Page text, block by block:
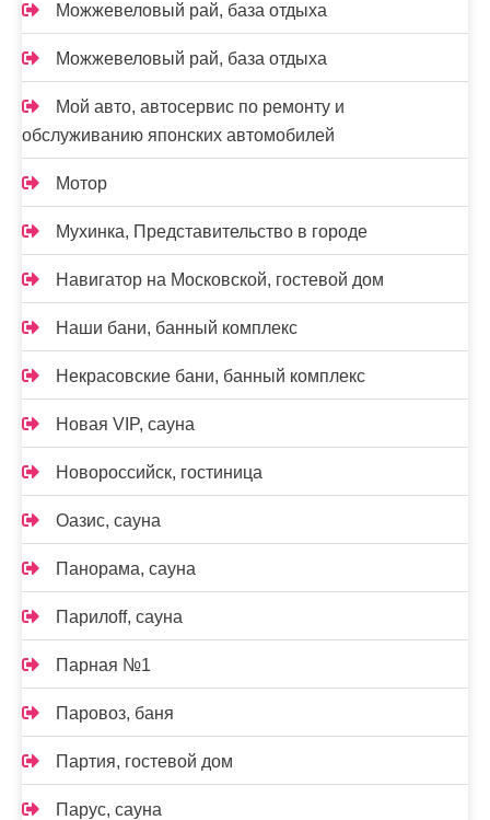
Можжевеловый рай, база отдыха
Можжевеловый рай, база отдыха
Мой авто, автосервис по ремонту и
обслуживанию японских автомобилей
Мотор
Мухинка, Представительство в городе
Навигатор на Московской, гостевой дом
Наши бани, банный комплекс
Некрасовские бани, банный комплекс
Новая VIP, сауна
Новороссийск, гостиница
Оазис, сауна
Панорама, сауна
Парилоff, сауна
Парная №1
Паровоз, баня
Партия, гостевой дом
Парус, сауна